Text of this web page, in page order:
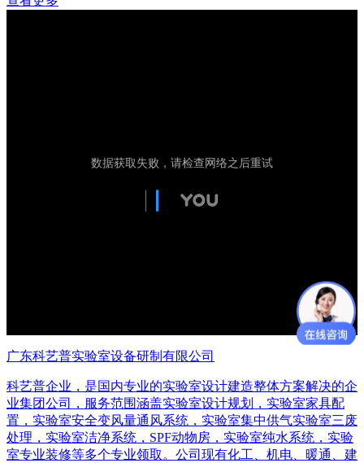
广东科艺普实验室设备研制有限公司
科艺普企业，是国内专业的实验室设计建造整体方案解决的企
业集团公司，服务范围涵盖实验室设计规划，实验室家具配
置，实验室安全变风量通风系统，实验室集中供气实验室三废
处理，实验室洁净系统，SPF动物房，实验室纯水系统，实验
室专业装修等多个专业领取。公司现有化工、机电、暖通、建